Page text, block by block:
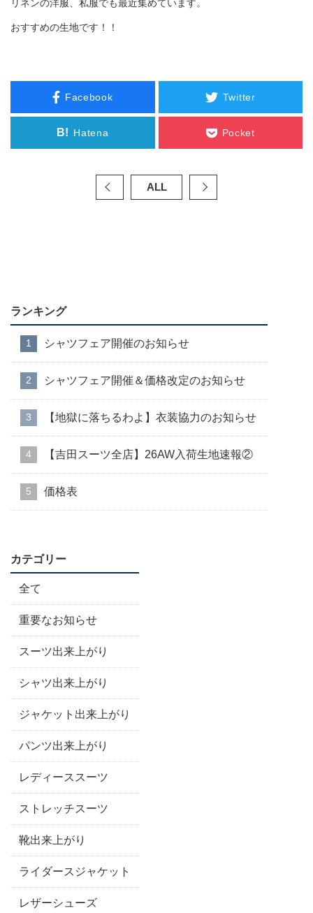
リネンの洋服、私服でも最近集めています。
おすすめの生地です！！
Facebook Twitter
B! Hatena Pocket
ALL
ランキング
シャツフェア開催のお知らせ
シャツフェア開催＆価格改定のお知らせ
【地獄に落ちるわよ】衣装協力のお知らせ
【吉田スーツ全店】26AW入荷生地速報②
価格表
カテゴリー
全て
重要なお知らせ
スーツ出来上がり
シャツ出来上がり
ジャケット出来上がり
パンツ出来上がり
レディーススーツ
ストレッチスーツ
靴出来上がり
ライダースジャケット
レザーシューズ